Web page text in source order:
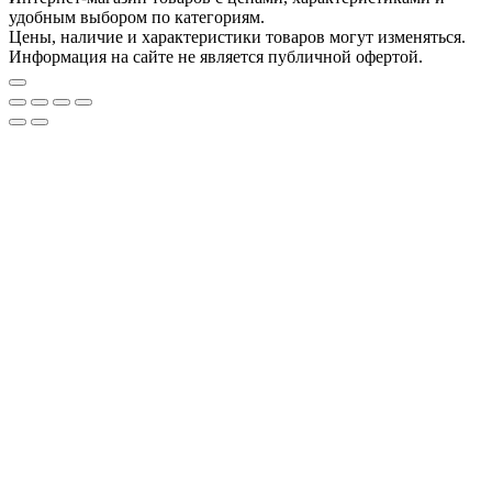
удобным выбором по категориям.
Цены, наличие и характеристики товаров могут изменяться.
Информация на сайте не является публичной офертой.